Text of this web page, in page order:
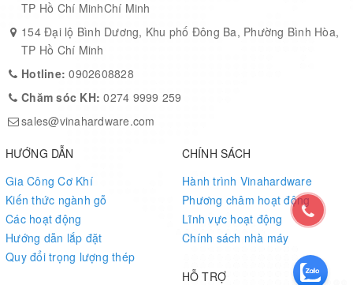
TP Hồ Chí MinhChí Minh
154 Đại lộ Bình Dương, Khu phố Đông Ba, Phường Bình Hòa,
TP Hồ Chí Minh
Hotline:0902608828
Chăm sóc KH:0274 9999 259
sales@vinahardware.com
HƯỚNG DẪN
Gia Công Cơ Khí
Kiến thức ngành gỗ
Các hoạt động
Hướng dẫn lắp đặt
Quy đổi trọng lượng thép
CHÍNH SÁCH
Hành trình Vinahardware
Phương châm hoạt động
Lĩnh vực hoạt động
Chính sách nhà máy
HỖ TRỢ